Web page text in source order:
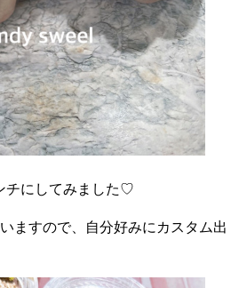
チにしてみました♡
ますので、自分好みにカスタム出